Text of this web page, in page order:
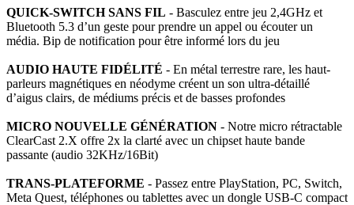
QUICK-SWITCH SANS FIL - Basculez entre jeu 2,4GHz et
Bluetooth 5.3 d’un geste pour prendre un appel ou écouter un
média. Bip de notification pour être informé lors du jeu
AUDIO HAUTE FIDÉLITÉ - En métal terrestre rare, les haut-
parleurs magnétiques en néodyme créent un son ultra-détaillé
d’aigus clairs, de médiums précis et de basses profondes
MICRO NOUVELLE GÉNÉRATION - Notre micro rétractable
ClearCast 2.X offre 2x la clarté avec un chipset haute bande
passante (audio 32KHz/16Bit)
TRANS-PLATEFORME - Passez entre PlayStation, PC, Switch,
Meta Quest, téléphones ou tablettes avec un dongle USB-C compact